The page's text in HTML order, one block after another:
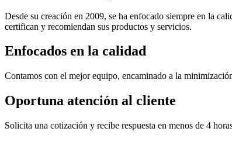
Desde su creación en 2009, se ha enfocado siempre en la
certifican y recomiendan sus productos y servicios.
Enfocados en la calidad
Contamos con el mejor equipo, encaminado a la
Oportuna atención al cliente
Solicita una cotización y recibe respuesta en menos de 4